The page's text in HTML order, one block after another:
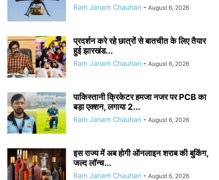
Ram Janam Chauhan - August 6, 2026
प्रदर्शन करे रहे छात्रों से बातचीत के लिए तैयार
हुई झारखंड...
Ram Janam Chauhan - August 6, 2026
पाकिस्तानी क्रिकेटर हमजा नजर पर PCB का
बड़ा एक्शन, लगाया 2...
Ram Janam Chauhan - August 6, 2026
इस राज्य में अब होगी ऑनलाइन शराब की बुकिंग,
जल्द लॉन्च...
Ram Janam Chauhan - August 6, 2026